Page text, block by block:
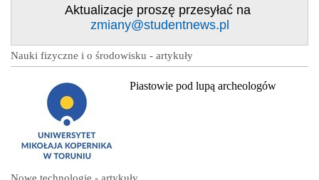
Aktualizacje proszę przesyłać na
zmiany@studentnews.pl
Nauki fizyczne i o środowisku - artykuły
Piastowie pod lupą archeologów
Nowe technologie - artykuły